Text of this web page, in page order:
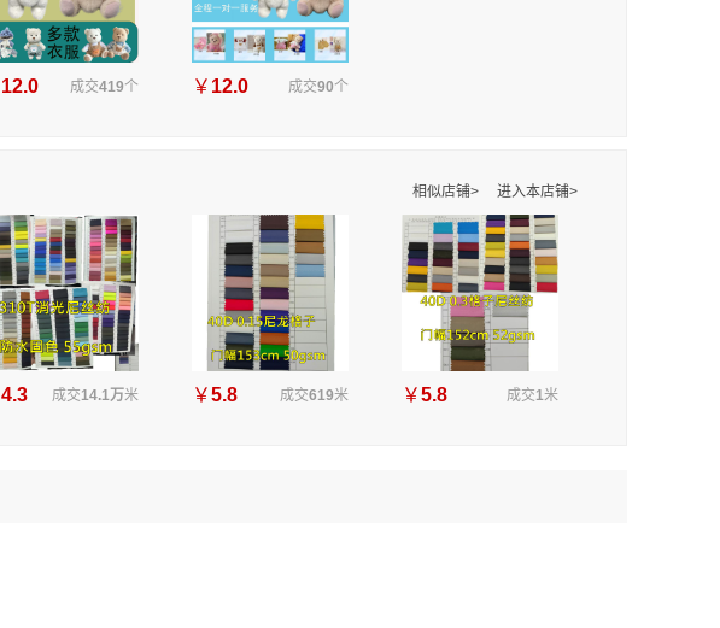
12.0 成交419个 ￥ 12.0 成交90个
相似店铺> 进入本店铺>
4.3 成交14.1万米 ￥5.8 成交619米 ￥5.8 成交1米